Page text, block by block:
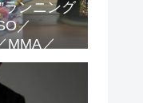
ランニング
／
MMA／